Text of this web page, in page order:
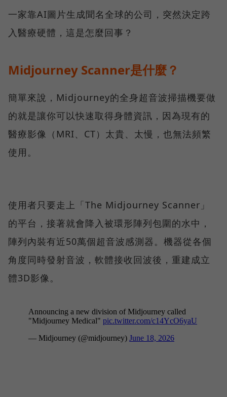
一家靠AI圖片生成聞名全球的公司，突然決定跨
入醫療硬體，這是怎麼回事？
Midjourney Scanner是什麼？
簡單來說，Midjourney的全身超音波掃描機要做
的就是讓你可以快速取得身體資訊，因為現有的
醫療影像（MRI、CT）太貴、太慢，也無法頻繁
使用。
使用者只要走上「The Midjourney Scanner」
的平台，接著就會降入被環形陣列包圍的水中，
陣列內裝有近50萬個超音波感測器。機器從各個
角度同時發射音波，軟體接收回波後，重建成立
體3D影像。